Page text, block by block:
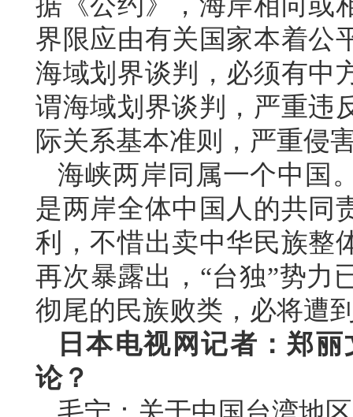
界限应由有关国家本着公
海域划界谈判，必须有中
谓海域划界谈判，严重违
际关系基本准则，严重侵
海峡两岸同属一个中国
是两岸全体中国人的共同
利，不惜出卖中华民族整
再次暴露出，“台独”势力
彻尾的民族败类，必将遭
日本电视网记者：郑
论？